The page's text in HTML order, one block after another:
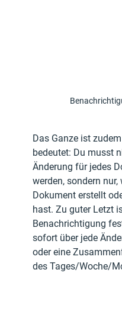
Das Ganze ist
bedeutet: Du musst
Änderung für jedes
werden, sondern
Dokument erstellt
hast. Zu guter Letzt
Benachrichtigung
sofort über jede
oder eine
des Tages/Woche/